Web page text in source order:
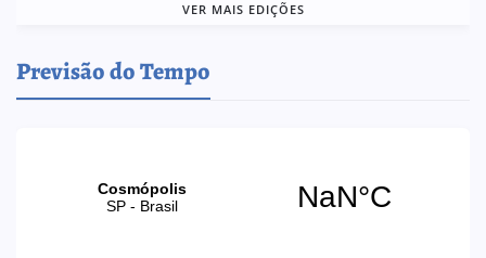
VER MAIS EDIÇÕES
Previsão do Tempo